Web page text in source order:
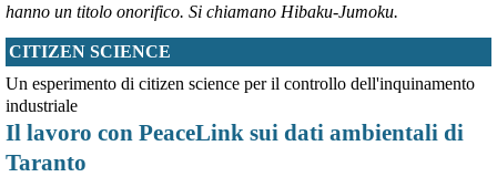
@peacelink - 6/8/2026 21:53
askanews.it/2026/08/05/ex-ilva
“Dal confronto con tutti gli attori e dai contributi raccolti il Governo
elaborerà, come concordato a Palazzo Chigi, un piano straordinario
per Taranto”, avrebbe detto il ministro Urso.
#Taranto #
hanno un titolo onorifico. Si chiamano Hibaku-Jumoku.
CITIZEN SCIENCE
Un esperimento di citizen science per il controllo dell'inquinamento
industriale
Il lavoro con PeaceLink sui dati ambientali di
Taranto